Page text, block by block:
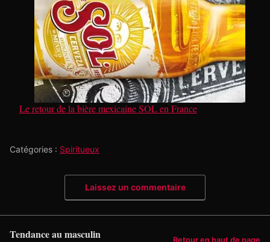
Le retour de la bière mexicaine SOL en France
Catégories : Spiritueux
Laissez un commentaire
Tendance au masculin Retour en haut de page